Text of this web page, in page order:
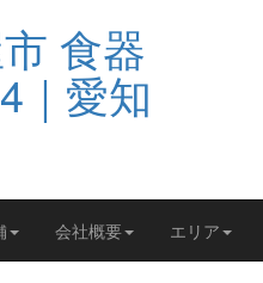
会社概要 エリア